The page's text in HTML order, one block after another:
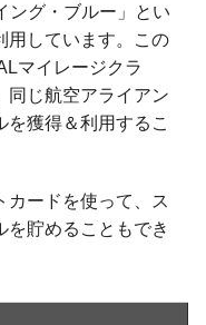
ング・ブルー」とい
用しています。この
マイレージクラ
同じ航空アライアン
を獲得＆利用するこ
カードを使って、ス
を貯めることもでき